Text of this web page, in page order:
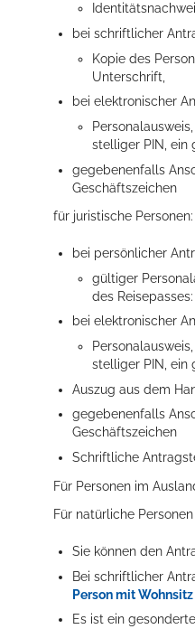
bei schriftlicher
Kopie des
Unterschrift,
bei elektronischer
stelliger PIN, ein
gegebenenfalls
Geschäftszeichen
für juristische Personen:
bei persönlicher
gültiger
des
bei elektronischer
stelliger PIN, ein
Auszug aus dem
gegebenenfalls
Geschäftszeichen
Schriftliche
Für Personen im
Für natürliche
Sie können den
Bei schriftlicher
Person mit
Es ist ein